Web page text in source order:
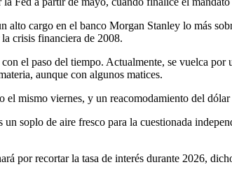
cargo en el banco Morgan Stanley lo más
crisis financiera de 2008.
el paso del tiempo. Actualmente, se vuelca por
aunque con algunos matices.
el mismo viernes, y un reacomodamiento del
soplo de aire fresco para la cuestionada
por recortar la tasa de interés durante 2026,